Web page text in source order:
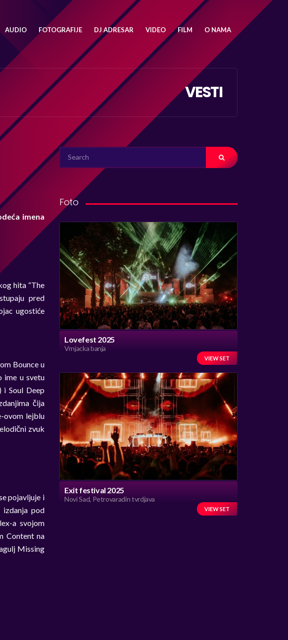
AUDIO FOTOGRAFIJE DJ ADRESAR VIDEO FILM O NAMA
VESTI
imena
hita “The
pred
ugostiće
Bounce u
ime u svetu
i Soul Deep
čija
ovom lejblu
zvuk
pojavljuje i
izdanja pod
a svojom
Content na
Missing
SEARCH
FOR:
Foto
Lovefest 2025
Vrnjacka banja
VIEW SET
Exit festival 2025
Novi Sad, Petrovaradin tvrdjava
VIEW SET